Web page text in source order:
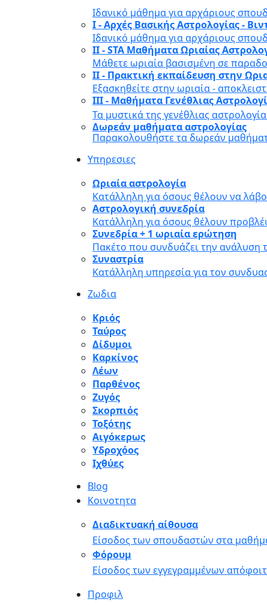
Ιδανικό μάθημα για αρχάριους
I - Αρχές Βασικής Αστρολογίας -
Ιδανικό μάθημα για αρχάριους
II - STA Μαθήματα Ωριαίας
Μάθετε ωριαία βασισμένη σε
II - Πρακτική εκπαίδευση στην
Εξασκηθείτε στην ωριαία -
III - Μαθήματα Γενέθλιας
Τα μυστικά της γενέθλιας
Δωρεάν μαθήματα αστρολογίας
Παρακολουθήστε τα δωρεάν
Υπηρεσιες
Ωριαία αστρολογία
Κατάλληλη για όσους θέλουν να
Αστρολογική συνεδρία
Κατάλληλη για όσους θέλουν
Συνεδρία + 1 ωριαία ερώτηση
Πακέτο που συνδυάζει την ανάλυση
Συναστρία
Κατάλληλη υπηρεσία για τον
Ζωδια
Κριός
Ταύρος
Δίδυμοι
Καρκίνος
Λέων
Παρθένος
Ζυγός
Σκορπιός
Τοξότης
Αιγόκερως
Υδροχόος
Ιχθύες
Blog
Κοινοτητα
Διαδικτυακή αίθουσα
Είσοδος των σπουδαστών στα
Φόρουμ
Είσοδος των εγγεγραμμένων
Προφιλ